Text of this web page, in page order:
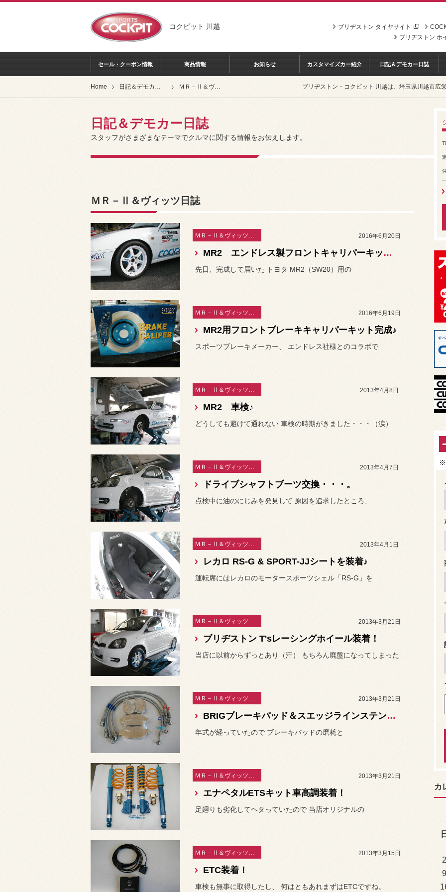
コクピット 川越
ブリヂストン タイヤサイト
ブリヂストン ホ
セール・クーポン情報 商品情報 お知らせ カスタマイズカー紹介 日記＆デモカー日誌
Home 日記＆デモカー日誌 ＭＲ－Ⅱ＆ヴィッツ日誌 ブリヂストン・コクピット 川越は、埼玉県川越市広
日記＆デモカー日誌
スタッフがさまざまなテーマでクルマに関する情報をお伝えします。
ＭＲ－Ⅱ＆ヴィッツ日誌
ＭＲ－Ⅱ＆ヴィッツ日誌 2016年6月20日
MR2 エンドレス製フロントキャリパーキット装着♪
先日、完成して届いた トヨタ MR2（SW20）用の
ＭＲ－Ⅱ＆ヴィッツ日誌 2016年6月19日
MR2用フロントブレーキキャリパーキット完成♪
スポーツブレーキメーカー、 エンドレス社様とのコラボで
ＭＲ－Ⅱ＆ヴィッツ日誌 2013年4月8日
MR2 車検♪
どうしても避けて通れない 車検の時期がきました・・・（涙）
ＭＲ－Ⅱ＆ヴィッツ日誌 2013年4月7日
ドライブシャフトブーツ交換・・・。
点検中に油のにじみを発見して 原因を追求したところ、
ＭＲ－Ⅱ＆ヴィッツ日誌 2013年4月1日
レカロ RS-G & SPORT-JJシートを装着♪
運転席にはレカロのモータースポーツシェル「RS-G」を
ＭＲ－Ⅱ＆ヴィッツ日誌 2013年3月21日
ブリヂストン T'sレーシングホイール装着！
当店に以前からずっとあり（汗） もちろん廃盤になってしまった
ＭＲ－Ⅱ＆ヴィッツ日誌 2013年3月21日
BRIGブレーキパッド＆スエッジラインステンメッシュブレーキホース装着！
年式が経っていたので ブレーキパッドの磨耗と
ＭＲ－Ⅱ＆ヴィッツ日誌 2013年3月21日
エナペタルETSキット車高調装着！
足廻りも劣化してヘタっていたので 当店オリジナルの
ＭＲ－Ⅱ＆ヴィッツ日誌 2013年3月15日
ETC装着！
車検も無事に取得したし、 何はともあれまずはETCですね。
※
カ
2
9